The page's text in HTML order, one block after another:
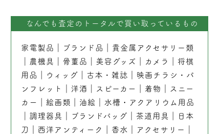
なんでも査定のトータルで買い取っているもの
家電製品 ブランド品
貴金属アクセサリー類
農機具 骨董品 美容グッズ カメラ
将棋
用品
ウィッグ 古本 ・ 雑誌
映画チラシ・パ
ンフレット
洋酒 スピーカー 着物
スニー
カー
絵画類 油絵
水槽・アクアリウム用品
調理器具 ブランドバッグ ｜茶道用具｜
日本
刀
西洋アンティーク 香水 アクセサリー